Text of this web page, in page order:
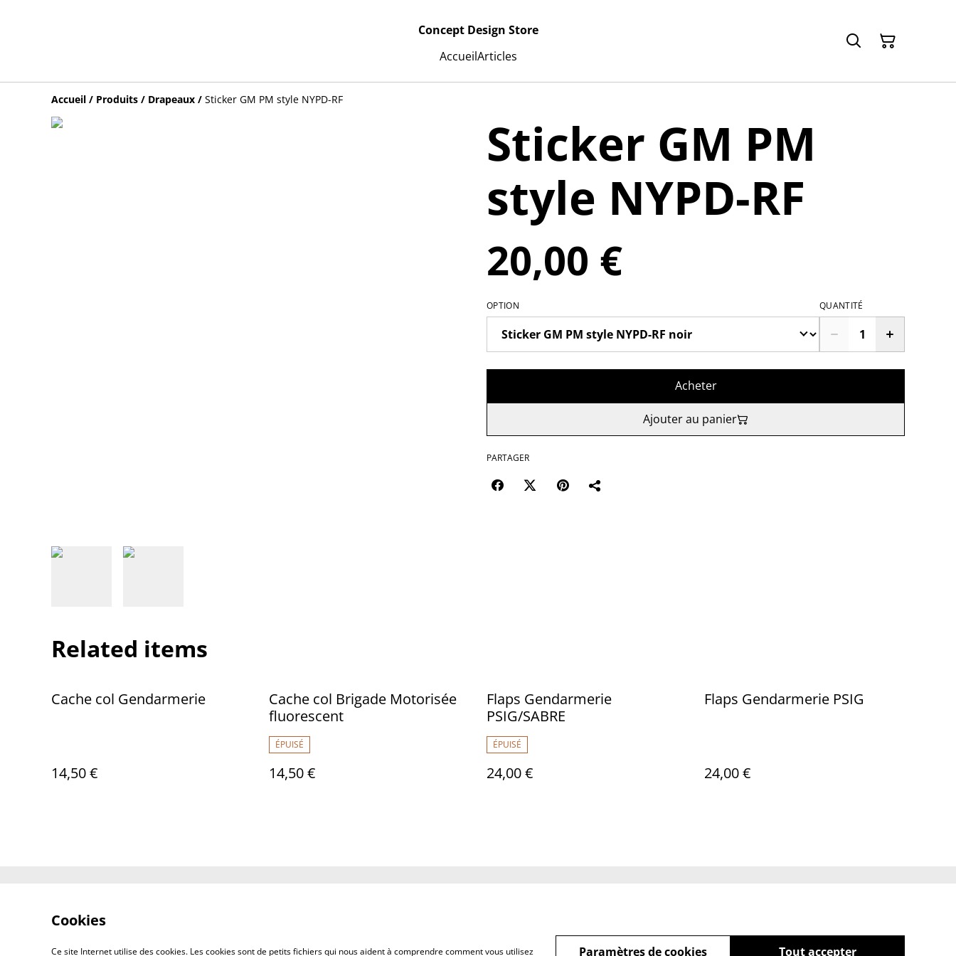
Concept Design Store
AccueilArticles
Accueil / Produits / Drapeaux / Sticker GM PM style NYPD-RF
Sticker GM PM
style NYPD-RF
20,00 €
OPTION QUANTITÉ
Acheter
Ajouter au panier
PARTAGER
Related items
Cache col Gendarmerie
14,50 €
Cache col Brigade Motorisée
fluorescent
ÉPUISÉ
14,50 €
Flaps Gendarmerie
PSIG/SABRE
ÉPUISÉ
24,00 €
Flaps Gendarmerie PSIG
24,00 €
Cookies
Ce site Internet utilise des cookies. Les cookies sont de petits fichiers qui nous aident à comprendre comment vous utilisez Tout accepter
Paramètres de cookies